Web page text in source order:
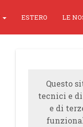
ESTERO LE
Questo
tecnici e
e di